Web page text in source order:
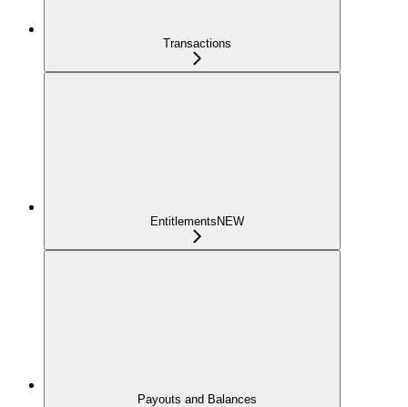
Transactions
EntitlementsNEW
Payouts and Balances